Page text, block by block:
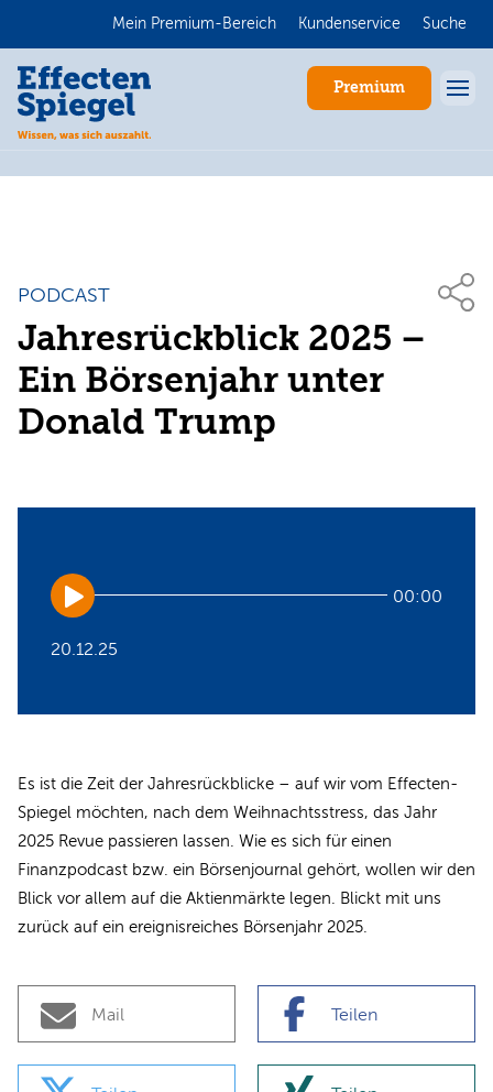
Mein Premium-Bereich Kundenservice Suche
Premium
PODCAST
Jahresrückblick 2025 –
Ein Börsenjahr unter
Donald Trump
Audio
Player
00:00
20.12.25
Es ist die Zeit der Jahresrückblicke – auf wir vom Effecten-
Spiegel möchten, nach dem Weihnachtsstress, das Jahr
2025 Revue passieren lassen. Wie es sich für einen
Finanzpodcast bzw. ein Börsenjournal gehört, wollen wir den
Blick vor allem auf die Aktienmärkte legen. Blickt mit uns
zurück auf ein ereignisreiches Börsenjahr 2025.
Mail Teilen
Anmelden